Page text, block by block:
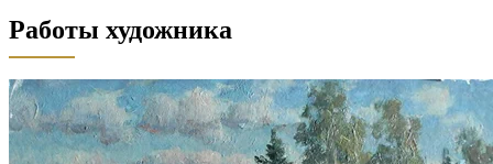
Работы художника